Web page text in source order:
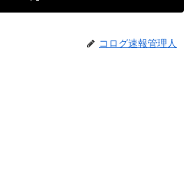
コログ速報管理人